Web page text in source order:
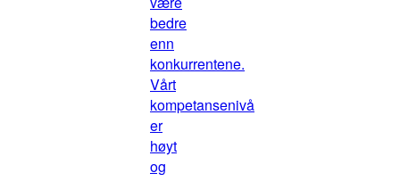
bedre
enn
konkurrentene.
Vårt
kompetansenivå
er
høyt
og